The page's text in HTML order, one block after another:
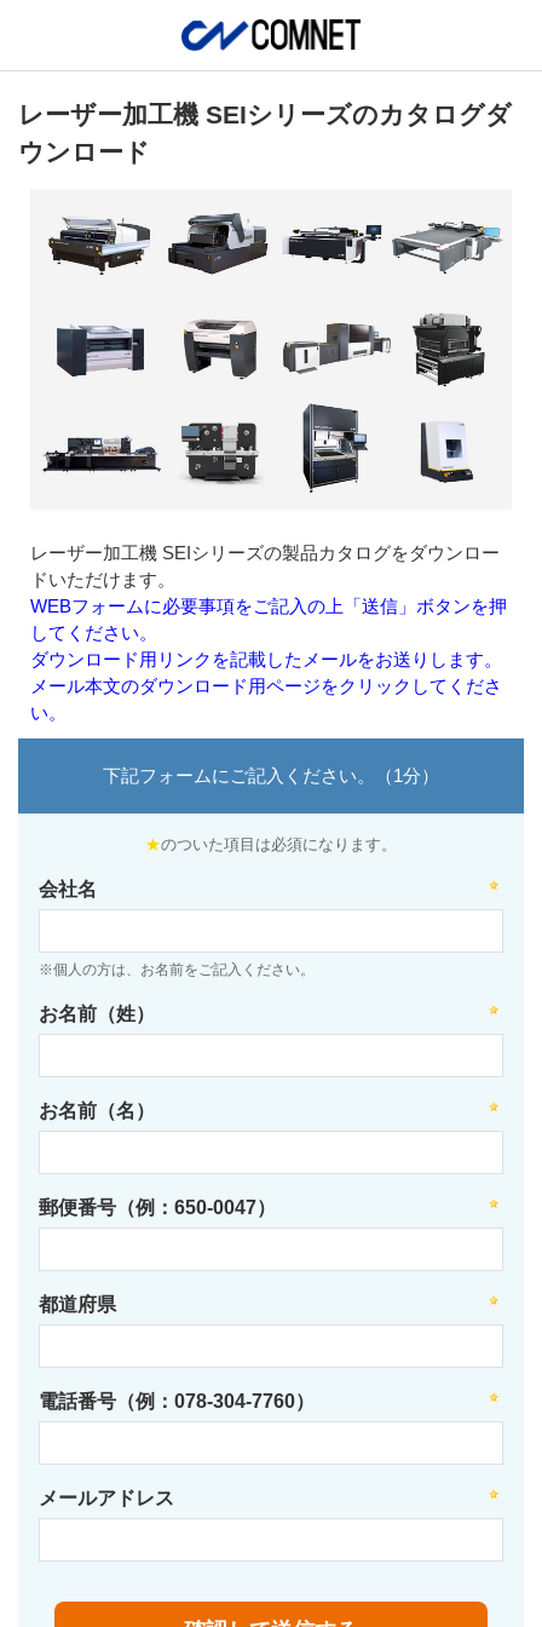
レーザー加工機 SEIシリーズのカタログダ
ウンロード
レーザー加工機 SEIシリーズの製品カタログをダウンロー
ドいただけます。
WEBフォームに必要事項をご記入の上「送信」ボタンを押
してください。
ダウンロード用リンクを記載したメールをお送りします。
メール本文のダウンロード用ページをクリックしてくださ
い。
下記フォームにご記入ください。（1分）
★のついた項目は必須になります。
会社名
※個人の方は、お名前をご記入ください。
お名前（姓）
お名前（名）
郵便番号（例：650-0047）
都道府県
電話番号（例：078-304-7760）
メールアドレス